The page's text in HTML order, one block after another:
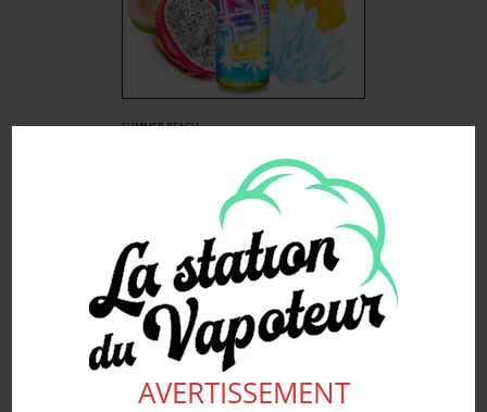
AVERTISSEMENT
SUMMER BEACH –
Souhaits
Voir produit